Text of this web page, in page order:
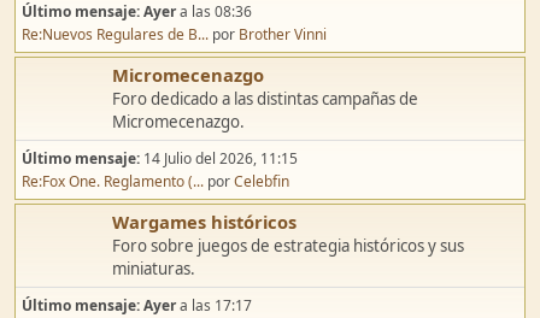
Último mensaje:Ayera las 08:36
Re:Nuevos Regulares de B... por Brother Vinni
Micromecenazgo
Foro dedicado a las distintas campañas de
Micromecenazgo.
Último mensaje: 14 Julio del 2026, 11:15
Re:Fox One. Reglamento (... porCelebfin
Wargames históricos
Foro sobre juegos de estrategia históricos y sus
miniaturas.
Último mensaje:Ayera las 17:17